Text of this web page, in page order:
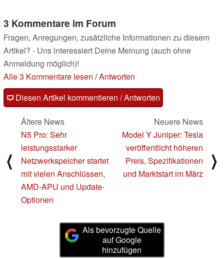
3 Kommentare im Forum
Fragen, Anregungen, zusätzliche Informationen zu diesem
Artikel? - Uns interessiert Deine Meinung (auch ohne
Anmeldung möglich)!
Alle 3 Kommentare lesen /Antworten
Diesen Artikel kommentieren / Antworten
⟨
Ältere News
N5 Pro: Sehr
leistungsstarker
Netzwerkspeicher startet
mit vielen Anschlüssen,
AMD-APU und Update-
Optionen
Neuere News
Model Y Juniper: Tesla
veröffentlicht höheren
Preis, Spezifikationen
und Marktstart im März
⟩
Als bevorzugte Quelle
auf Google
hinzufügen